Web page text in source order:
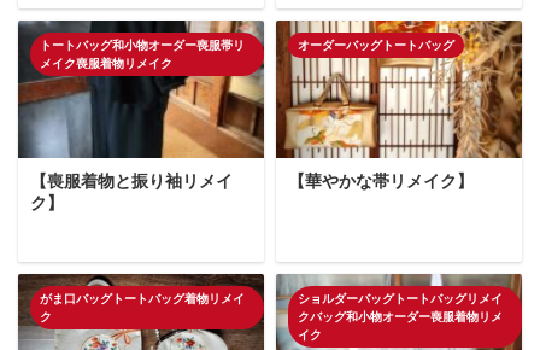
トートバッグ和小物オーダー喪服帯リ
メイク喪服着物リメイク
【喪服着物と振り袖リメイ
ク】
オーダーバッグトートバッグ
【華やかな帯リメイク】
がま口バッグトートバッグ着物リメイ
ク
ショルダーバッグトートバッグリメイ
クバッグ和小物オーダー喪服着物リメ
イク